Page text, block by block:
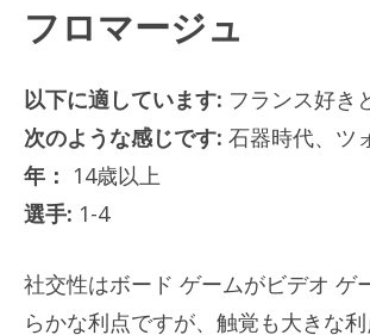
フロマージュ
以下に適しています: フランス好き
次のような感じです: 石器時代、ツ
年： 14歳以上
選手: 1-4
社交性はボード ゲームがビデオ ゲ
らかな利点ですが、触覚も大きな